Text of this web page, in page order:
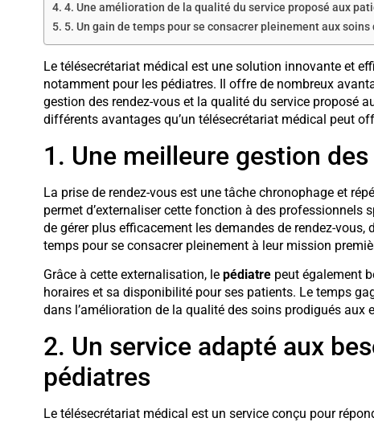
4. Une amélioration de la qualité du service proposé aux
5. Un gain de temps pour se consacrer pleinement aux
Le télésecrétariat médical est une solution innovante et
notamment pour les pédiatres. Il offre de nombreux
gestion des rendez-vous et la qualité du service proposé
différents avantages qu’un télésecrétariat médical peut
1. Une meilleure gestion
La prise de rendez-vous est une tâche chronophage et
permet d’externaliser cette fonction à des
de gérer plus efficacement les demandes de rendez-vous,
temps pour se consacrer pleinement à leur mission
Grâce à cette externalisation, le pédiatrepeut également
horaires et sa disponibilité pour ses patients. Le temps
dans l’amélioration de la qualité des soins prodigués aux
2. Un service adapté aux
pédiatres
Le télésecrétariat médical est un service conçu pour